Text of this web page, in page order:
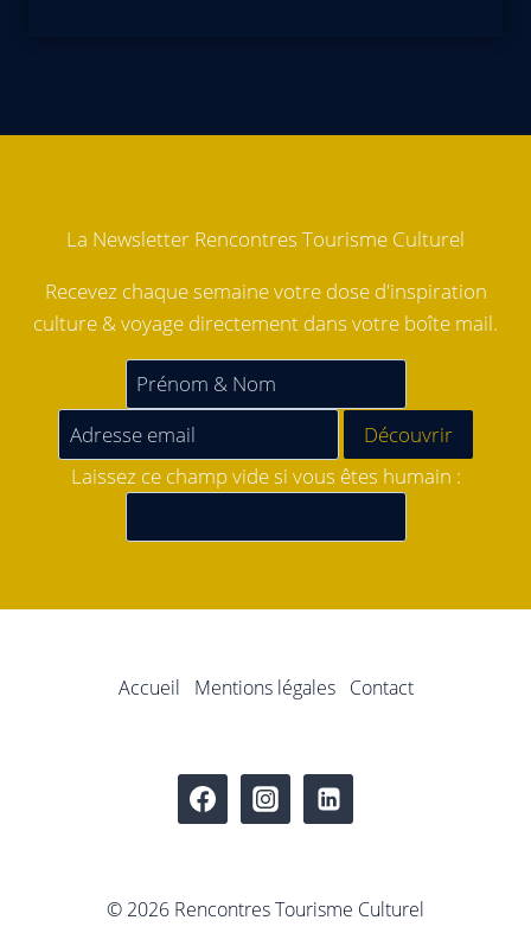
La Newsletter Rencontres Tourisme Culturel
Recevez chaque semaine votre dose d'inspiration
culture & voyage directement dans votre boîte mail.
Laissez ce champ vide si vous êtes humain :
Accueil Mentions légales Contact
© 2026 Rencontres Tourisme Culturel